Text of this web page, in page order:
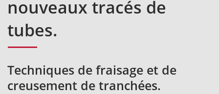
nouveaux tracés de
tubes.
Techniques de fraisage et de
creusement de tranchées.